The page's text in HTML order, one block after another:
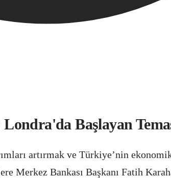
Başlayan
artırmak ve Türkiye’nin
Merkez Bankası Başkanı Fatih